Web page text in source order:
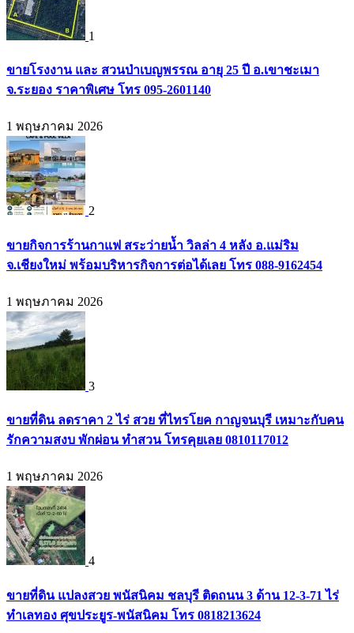
1
ขายโรงงาน และ สวนป่าเบญพรรณ อายุ 25 ปี อ.เขาชะเมา
จ.ระยอง ราคาพิเศษ โทร 095-2601140
1 พฤษภาคม 2026
2
ขายกิจการร้านกาแฟ สระว่ายน้ำ วิลล่า 4 หลัง อ.แม่ริม
จ.เชียงใหม่ พร้อมบริหารกิจการต่อได้เลย โทร 088-9162454
1 พฤษภาคม 2026
3
ขายที่ดิน ลดราคา 2 ไร่ สวย ที่ไทรโยค กาญจนบุรี เหมาะกับคน
รักความสงบ พักผ่อน ทำสวน โทรคุยเลย 0810117012
1 พฤษภาคม 2026
4
ขายที่ดิน แปลงสวย พนัสนิคม ชลบุรี ติดถนน 3 ด้าน 12-3-71 ไร่
ทำเลทอง ศุขประยูร-พนัสนิคม โทร 0818213624